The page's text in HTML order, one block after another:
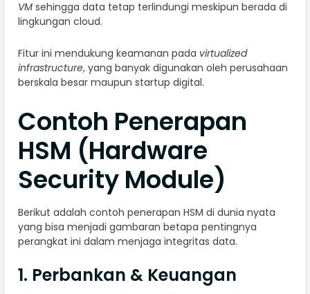
VM sehingga data tetap terlindungi meskipun berada di
lingkungan cloud.
Fitur ini mendukung keamanan pada virtualized
infrastructure, yang banyak digunakan oleh perusahaan
berskala besar maupun startup digital.
Contoh Penerapan
HSM (Hardware
Security Module)
Berikut adalah contoh penerapan HSM di dunia nyata
yang bisa menjadi gambaran betapa pentingnya
perangkat ini dalam menjaga integritas data.
1. Perbankan & Keuangan